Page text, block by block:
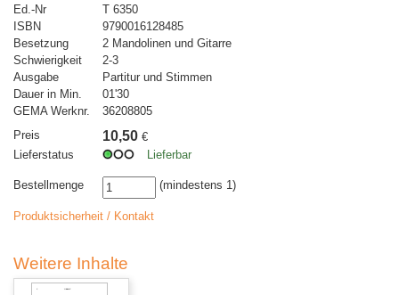
Ed.-Nr
T 6350
ISBN
9790016128485
Besetzung
2 Mandolinen und Gitarre
Schwierigkeit
2-3
Ausgabe
Partitur und Stimmen
Dauer in Min.
01'30
GEMA Werknr.
36208805
Preis
10,50 €
Lieferstatus
Lieferbar
Bestellmenge (mindestens 1)
Produktsicherheit / Kontakt
Weitere Inhalte